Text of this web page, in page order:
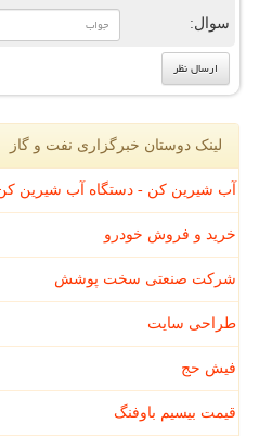
سوال:
لینک دوستان خبرگزاری نفت و گاز
آب شیرین کن - دستگاه آب شیرین
خرید و فروش خودرو
شرکت صنعتی سخت پوشش
طراحی سایت
فیش حج
قیمت بیسیم باوفنگ